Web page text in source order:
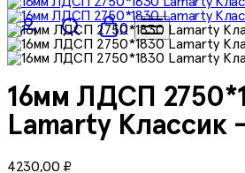
0
16мм ЛДСП
Lamarty Классик
4230,00 ₽